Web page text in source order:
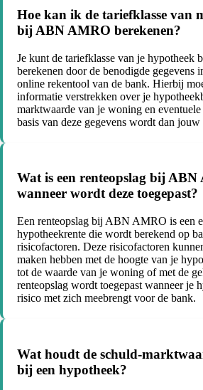
Hoe kan ik de tariefklasse van
bij ABN AMRO berekenen?
Je kunt de tariefklasse van je
berekenen door de benodigde gegevens
online rekentool van de bank. Hierbij
informatie verstrekken over je
marktwaarde van je woning en
basis van deze gegevens wordt dan jouw
Wat is een renteopslag bij ABN
wanneer wordt deze toegepast?
Een renteopslag bij ABN AMRO is een
hypotheekrente die wordt berekend op
risicofactoren. Deze risicofactoren
maken hebben met de hoogte van je
tot de waarde van je woning of met de
renteopslag wordt toegepast wanneer je
risico met zich meebrengt voor de bank.
Wat houdt de schuld-
bij een hypotheek?